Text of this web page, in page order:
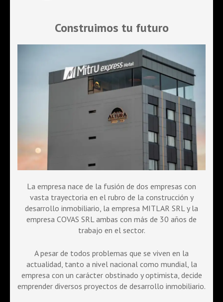
Construimos tu futuro
La empresa nace de la fusión de dos empresas con
vasta trayectoria en el rubro de la construcción y
desarrollo inmobiliario, la empresa MITLAR SRL y la
empresa COVAS SRL ambas con más de 30 años de
trabajo en el sector.
A pesar de todos problemas que se viven en la
actualidad, tanto a nivel nacional como mundial, la
empresa con un carácter obstinado y optimista, decide
emprender diversos proyectos de desarrollo inmobiliario.